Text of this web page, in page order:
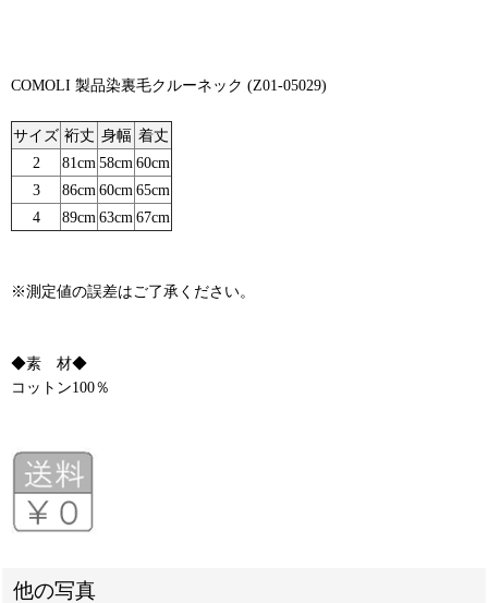
COMOLI 製品染裏毛クルーネック (Z01-05029)
サイズ 裄丈 身幅 着丈
2
81cm 58cm 60cm
3
86cm 60cm 65cm
4
89cm 63cm 67cm
※測定値の誤差はご了承ください。
◆素 材◆
コットン100％
他の写真